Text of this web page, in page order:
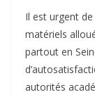
Il est urgent
matériels
partout en
autorités